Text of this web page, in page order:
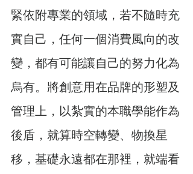
緊依附專業的領域，若不隨時充
實自己，任何一個消費風向的改
變，都有可能讓自己的努力化為
烏有。將創意用在品牌的形塑及
管理上，以紮實的本職學能作為
後盾，就算時空轉變、物換星
移，基礎永遠都在那裡，就端看